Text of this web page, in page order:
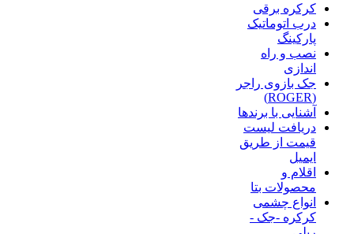
کرکره برقی
درب اتوماتیک
پارکینگ
نصب و راه
اندازی
جک بازوی راجر
(ROGER)
آشنایی با برندها
دریافت لیست
قیمت از طریق
ایمیل
اقلام و
محصولات بتا
انواع چشمی
کرکره -جک -